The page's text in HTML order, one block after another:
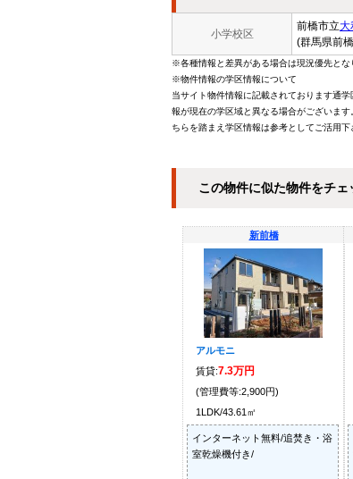
小学校区
前橋市立大
(群馬県前
※各種情報と差異がある場合は現況優先とな
※物件情報の学区情報について
当サイト物件情報に記載されております通
報が現在の学区域と異なる場合がございま
ちらを踏まえ学区情報は参考としてご活用下
この物件に似た物件をチェ
新前橋
アルモニ
賃貸:7.3万円
(管理費等:2,900円)
1LDK/43.61㎡
インターネット無料/追焚き・浴
室乾燥機付き/